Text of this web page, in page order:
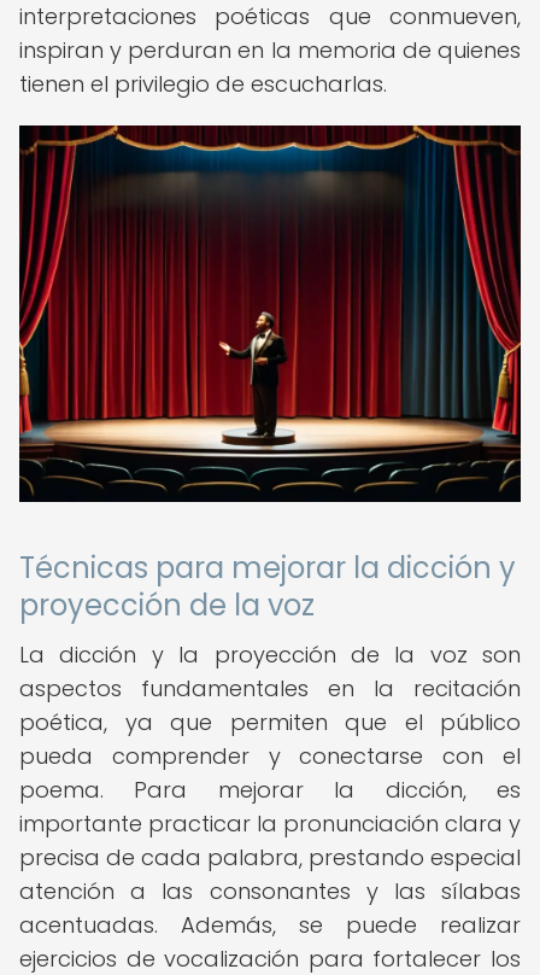
interpretaciones poéticas que conmueven,
inspiran y perduran en la memoria de quienes
tienen el privilegio de escucharlas.
Técnicas para mejorar la dicción y
proyección de la voz
La dicción y la proyección de la voz son
aspectos fundamentales en la recitación
poética, ya que permiten que el público
pueda comprender y conectarse con el
poema. Para mejorar la dicción, es
importante practicar la pronunciación clara y
precisa de cada palabra, prestando especial
atención a las consonantes y las sílabas
acentuadas. Además, se puede realizar
ejercicios de vocalización para fortalecer los